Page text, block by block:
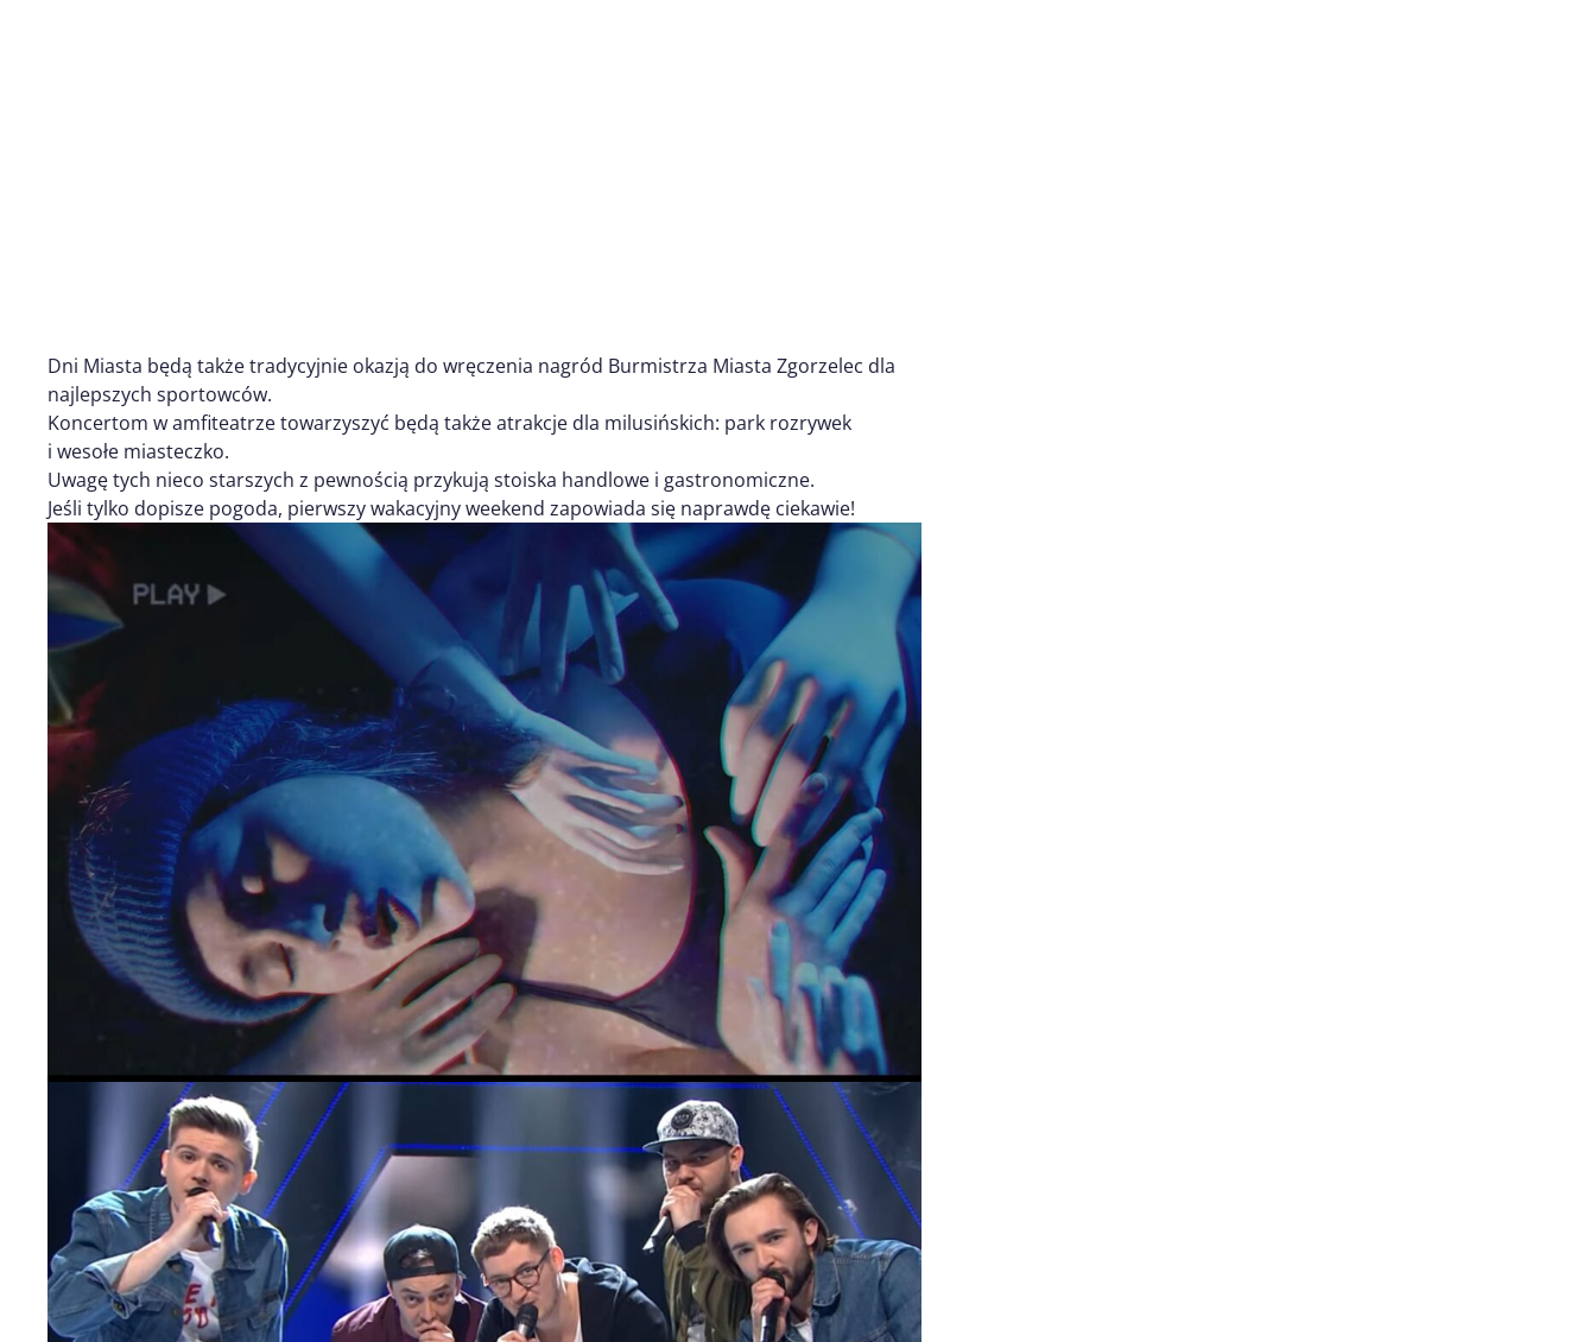
Dni Miasta będą także tradycyjnie okazją do wręczenia nagród Burmistrza Miasta Zgorzelec dla
najlepszych sportowców.
Koncertom w amfiteatrze towarzyszyć będą także atrakcje dla milusińskich: park rozrywek
i wesołe miasteczko.
Uwagę tych nieco starszych z pewnością przykują stoiska handlowe i gastronomiczne.
Jeśli tylko dopisze pogoda, pierwszy wakacyjny weekend zapowiada się naprawdę ciekawie!